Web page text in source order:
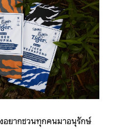
ยากชวนทุกคนมาอนุรักษ์